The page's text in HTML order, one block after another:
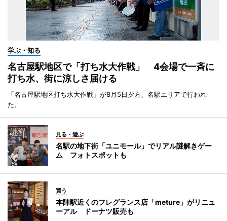
学ぶ・知る
名古屋駅地区で「打ち水大作戦」 4会場で一斉に
打ち水、街に涼しさ届ける
「名古屋駅地区打ち水大作戦」が8月5日夕方、名駅エリアで行われ
た。
見る・遊ぶ
名駅の地下街「ユニモール」でリアル謎解きゲー
ム フォトスポットも
買う
本陣駅近くのフレグランス店「meture」がリニュ
ーアル ドーナツ販売も